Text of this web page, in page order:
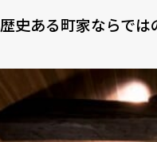
歴史ある町家ならでは